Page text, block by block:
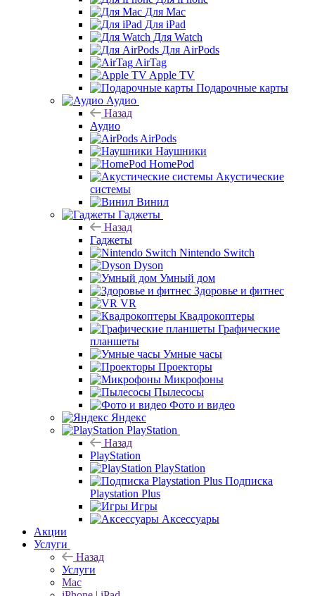
Для Mac
Для iPad
Для Watch
Для AirPods
AirTag
Apple TV
Подарочные карты
Аудио
Назад
Аудио
AirPods
Наушники
HomePod
Акустические
системы
Винил
Гаджеты
Назад
Гаджеты
Nintendo Switch
Dyson
Умный дом
Здоровье и фитнес
VR
Квадрокоптеры
Графические
планшеты
Умные часы
Проекторы
Микрофоны
Пылесосы
Фото и видео
Яндекс
PlayStation
Назад
PlayStation
PlayStation
Подписка
Playstation Plus
Игры
Аксессуары
Акции
Услуги
Назад
Услуги
Mac